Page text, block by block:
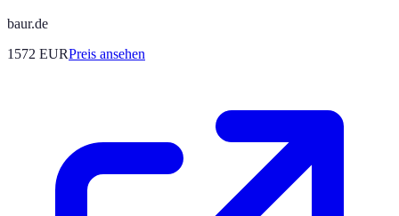
baur.de
1572 EURPreis ansehen